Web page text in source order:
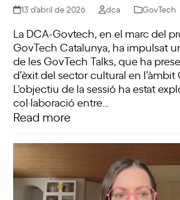
13 d'abril de 2026 dca GovTech
La DCA-Govtech, en el marc del
GovTech Catalunya, ha impulsat
de les GovTech Talks, que ha
d’èxit del sector cultural en l’àmbit
L'objectiu de la sessió ha estat
col·laboració entre…
Read more